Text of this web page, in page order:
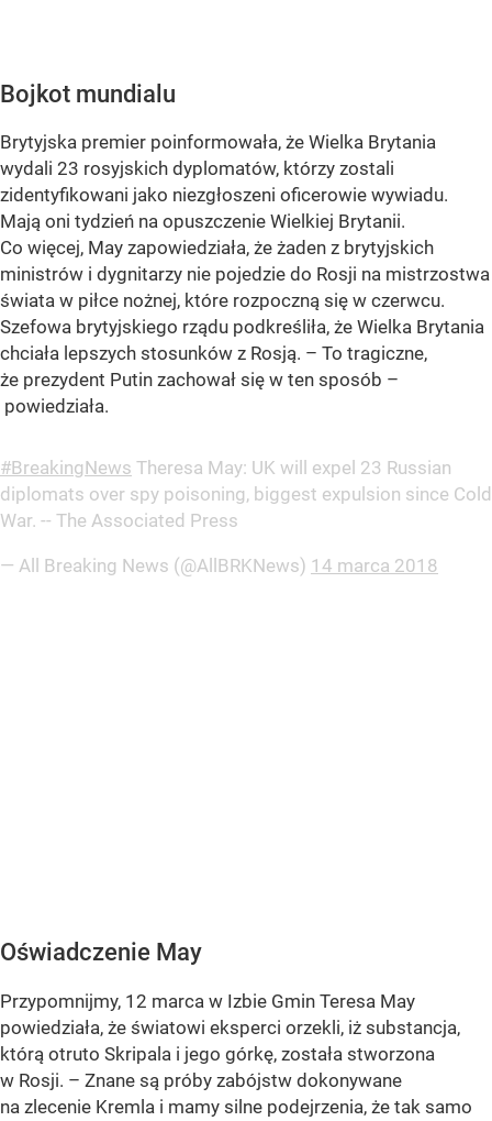
Bojkot mundialu
Brytyjska premier poinformowała, że Wielka Brytania
wydali 23 rosyjskich dyplomatów, którzy zostali
zidentyfikowani jako niezgłoszeni oficerowie wywiadu.
Mają oni tydzień na opuszczenie Wielkiej Brytanii.
Co więcej, May zapowiedziała, że żaden z brytyjskich
ministrów i dygnitarzy nie pojedzie do Rosji na mistrzostwa
świata w piłce nożnej, które rozpoczną się w czerwcu.
Szefowa brytyjskiego rządu podkreśliła, że Wielka Brytania
chciała lepszych stosunków z Rosją. – To tragiczne,
że prezydent Putin zachował się w ten sposób –
powiedziała.
#BreakingNews Theresa May: UK will expel 23 Russian
diplomats over spy poisoning, biggest expulsion since Cold
War. -- The Associated Press
— All Breaking News (@AllBRKNews) 14 marca 2018
Oświadczenie May
Przypomnijmy, 12 marca w Izbie Gmin Teresa May
powiedziała, że światowi eksperci orzekli, iż substancja,
którą otruto Skripala i jego górkę, została stworzona
w Rosji. – Znane są próby zabójstw dokonywane
na zlecenie Kremla i mamy silne podejrzenia, że tak samo